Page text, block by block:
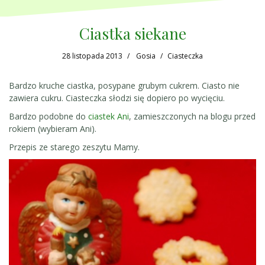
Ciastka siekane
28 listopada 2013 Gosia Ciasteczka
Bardzo kruche ciastka, posypane grubym cukrem. Ciasto nie
zawiera cukru. Ciasteczka słodzi się dopiero po wycięciu.
Bardzo podobne do ciastek Ani, zamieszczonych na blogu przed
rokiem (wybieram Ani).
Przepis ze starego zeszytu Mamy.